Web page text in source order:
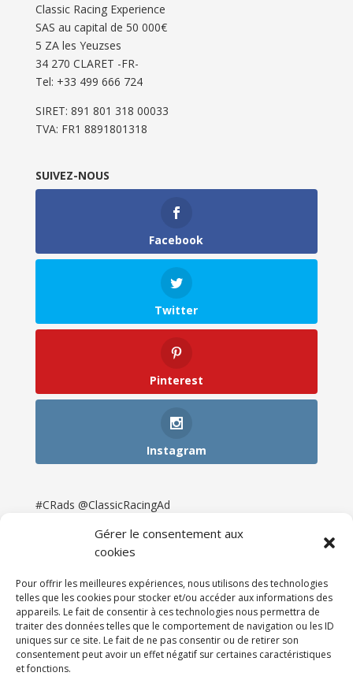
Gérer le consentement aux
cookies
Pour offrir les meilleures expériences, nous utilisons des technologies
telles que les cookies pour stocker et/ou accéder aux informations des
appareils. Le fait de consentir à ces technologies nous permettra de
traiter des données telles que le comportement de navigation ou les ID
uniques sur ce site. Le fait de ne pas consentir ou de retirer son
consentement peut avoir un effet négatif sur certaines caractéristiques
et fonctions.
Classic Racing Experience
SAS au capital de 50 000€
5 ZA les Yeuzses
34 270 CLARET -FR-
Tel: ‭+33 499 666 724‬
SIRET: 891 801 318 00033
TVA: FR1 8891801318
SUIVEZ-NOUS
Facebook
Twitter
Pinterest
Instagram
#CRads @ClassicRacingAd